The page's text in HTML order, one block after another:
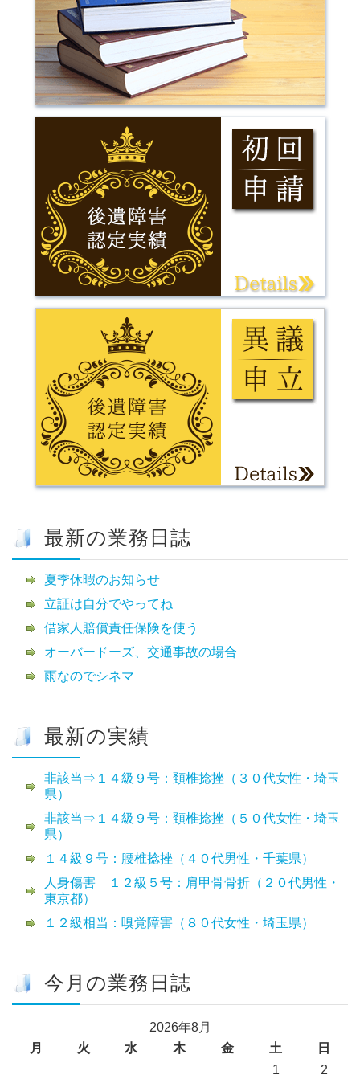
最新の業務日誌
夏季休暇のお知らせ
立証は自分でやってね
借家人賠償責任保険を使う
オーバードーズ、交通事故の場合
雨なのでシネマ
最新の実績
非該当⇒１４級９号：頚椎捻挫（３０代女性・埼玉
県）
非該当⇒１４級９号：頚椎捻挫（５０代女性・埼玉
県）
１４級９号：腰椎捻挫（４０代男性・千葉県）
人身傷害 １２級５号：肩甲骨骨折（２０代男性・
東京都）
１２級相当：嗅覚障害（８０代女性・埼玉県）
今月の業務日誌
2026年8月
月
火 水 木 金 土 日
1
2